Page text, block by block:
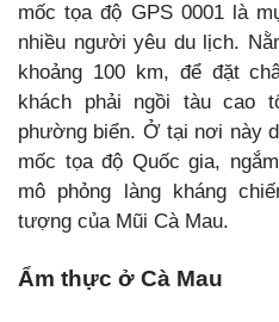
mốc tọa độ GPS 0001 là
nhiều người yêu du lịch.
khoảng 100 km, để đặt
khách phải ngồi tàu
phường biển. Ở tại nơi này
mốc tọa độ Quốc gia,
mô phỏng làng kháng
tượng của Mũi Cà Mau.
Ẩm thực ở Cà Mau